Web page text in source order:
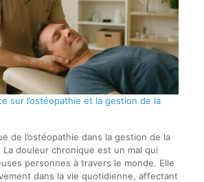
sur l’ostéopathie et la gestion de la
de l’ostéopathie dans la gestion de la
douleur chronique est un mal qui
personnes à travers le monde. Elle
dans la vie quotidienne, affectant